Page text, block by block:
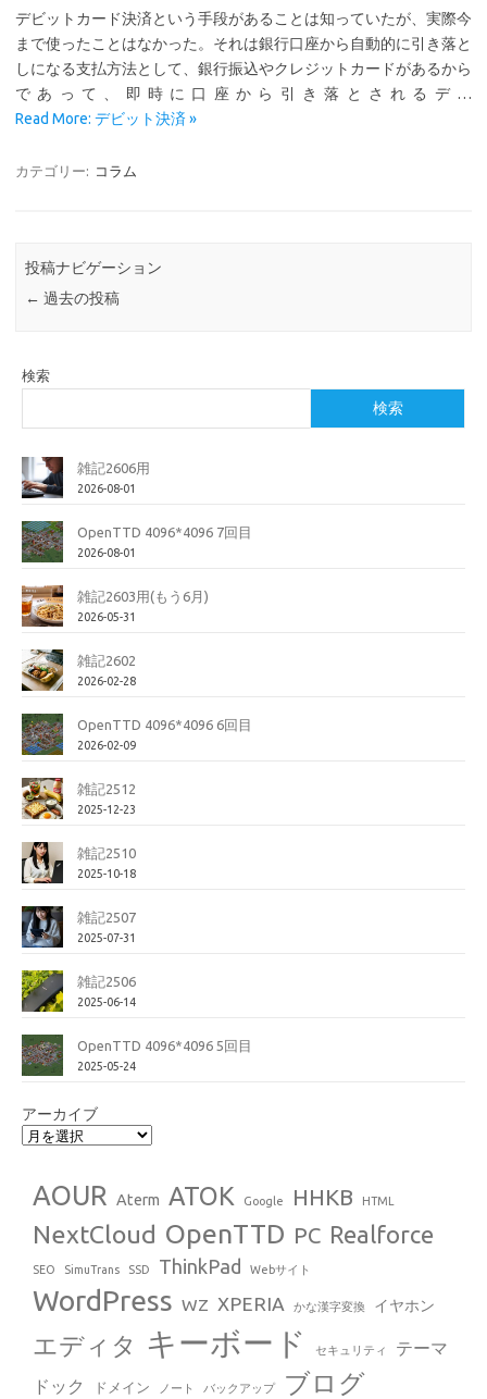
デビットカード決済という手段があることは知っていたが、実際今
まで使ったことはなかった。それは銀行口座から自動的に引き落と
しになる支払方法として、銀行振込やクレジットカードがあるから
であって、即時に口座から引き落とされるデ…
Read More: デビット決済 »
カテゴリー: コラム
投稿ナビゲーション
← 過去の投稿
検索
検索
雑記2606用
2026-08-01
OpenTTD 4096*4096 7回目
2026-08-01
雑記2603用(もう6月)
2026-05-31
雑記2602
2026-02-28
OpenTTD 4096*4096 6回目
2026-02-09
雑記2512
2025-12-23
雑記2510
2025-10-18
雑記2507
2025-07-31
雑記2506
2025-06-14
OpenTTD 4096*4096 5回目
2025-05-24
アーカイブ
AOUR Aterm ATOK Google HHKB HTML
NextCloud OpenTTD PC Realforce
SEO SimuTrans SSD ThinkPad Webサイト
WordPress WZ XPERIA かな漢字変換 イヤホン
エディタ キーボード セキュリティ
テーマ
ドック
ドメイン ノート バックアップ ブログ